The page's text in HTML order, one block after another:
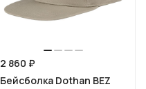
2 860 ₽
Бейсболка Dothan BEZ